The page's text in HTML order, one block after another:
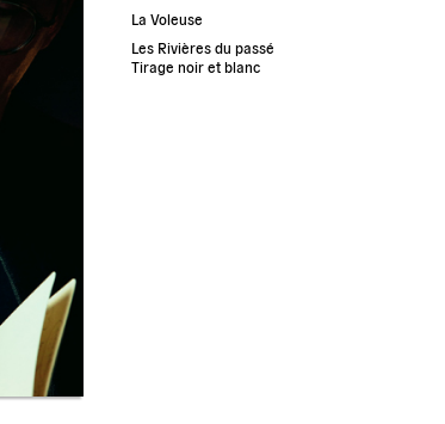
La Voleuse
Les Rivières du passé
Tirage noir et blanc